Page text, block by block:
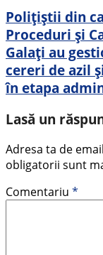
Polițiștii din
Proceduri și
Galați au
cereri de azil
în etapa
Lasă un
Adresa ta de
obligatorii sunt
Comentariu *